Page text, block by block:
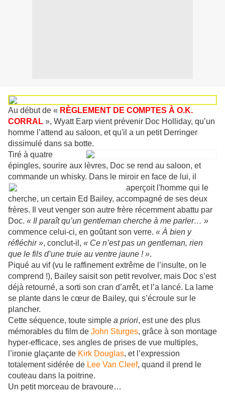
Au début de « RÈGLEMENT DE COMPTES À O.K.
CORRAL », Wyatt Earp vient prévenir Doc Holliday, qu’un
homme l’attend au saloon, et qu'il a un petit Derringer
dissimulé dans sa botte.
Tiré à quatre
épingles, sourire aux lèvres, Doc se rend au saloon, et
commande un whisky. Dans le miroir en face de lui, il
aperçoit l'homme qui le
cherche, un certain Ed Bailey, accompagné de ses deux
frères. Il veut venger son autre frère récemment abattu par
Doc. « Il paraît qu’un gentleman cherche à me parler… »
commence celui-ci, en goûtant son verre. « À bien y
réfléchir », conclut-il, « Ce n’est pas un gentleman, rien
que le fils d’une truie au ventre jaune ! ».
Piqué au vif (vu le raffinement extrême de l’insulte, on le
comprend !), Bailey saisit son petit revolver, mais Doc s’est
déjà retourné, a sorti son cran d’arrêt, et l’a lancé. La lame
se plante dans le cœur de Bailey, qui s’écroule sur le
plancher.
Cette séquence, toute simple a priori, est une des plus
mémorables du film de John Sturges, grâce à son montage
hyper-efficace, ses angles de prises de vue multiples,
l’ironie glaçante de Kirk Douglas, et l’expression
totalement sidérée de Lee Van Cleef, quand il prend le
couteau dans la poitrine.
Un petit morceau de bravoure…